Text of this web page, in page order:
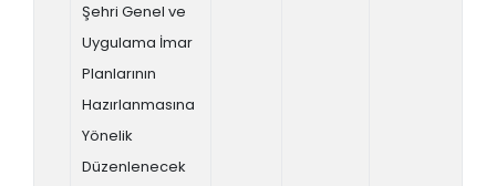
Şehri Genel ve
Uygulama İmar
Planlarının
Hazırlanmasına
Yönelik
Düzenlenecek